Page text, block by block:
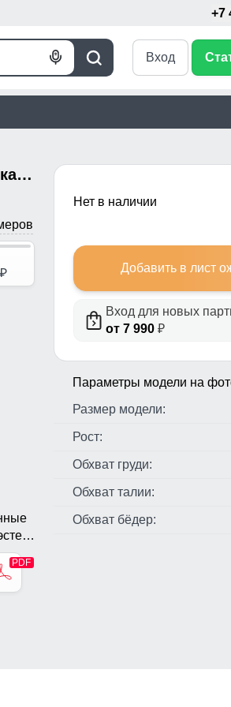
+7
Поиск
Голосовой
Вход
Ветровка спортивная женская с капюшоном softshell розового цвета 9566R
p
Нет в наличии
Добавить в лист
Вход для новых
от 7 990 ₽
Параметры модели на
Размер модели:
Рост:
Обхват груди:
Обхват талии:
Обхват бёдер: